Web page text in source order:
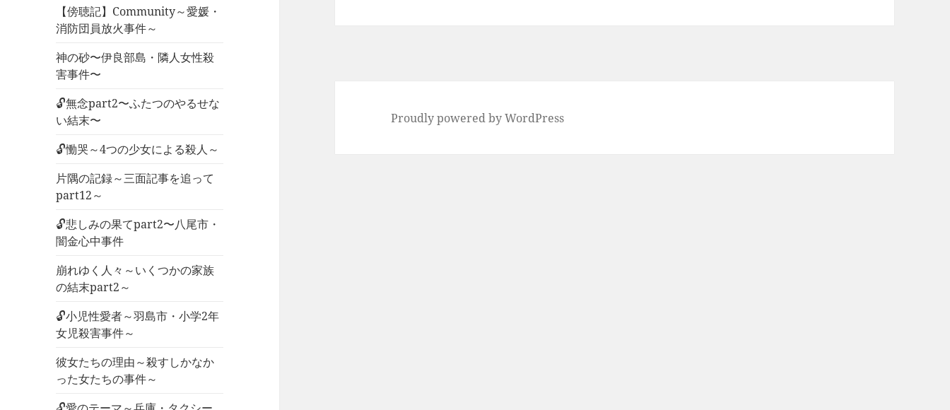
【傍聴記】Community～愛媛・
消防団員放火事件～
神の砂〜伊良部島・隣人女性殺
害事件〜
🔓無念part2〜ふたつのやるせな
い結末〜
🔓慟哭～4つの少女による殺人～
片隅の記録～三面記事を追って
part12～
🔓悲しみの果てpart2〜八尾市・
闇金心中事件
崩れゆく人々～いくつかの家族
の結末part2～
🔓小児性愛者～羽島市・小学2年
女児殺害事件～
彼女たちの理由～殺すしかなか
った女たちの事件～
Proudly powered by WordPress